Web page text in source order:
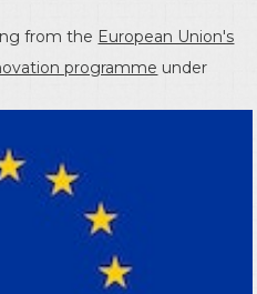
from the European Union's
programme under